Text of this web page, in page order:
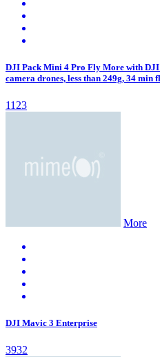
DJI Pack Mini 4 Pro Fly More with DJI
camera drones, less than 249g, 34 min
1123
More
DJI Mavic 3 Enterprise
3932